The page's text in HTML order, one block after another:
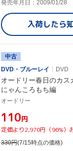
発売年月日：2009/01/28
入荷したら
中古
DVD・ブルーレイ
DVD
オードリー春日のカ
にゃんころもち編
オードリー
¥110円
定価より2,970円（96%）
330円(7/15時点の価格)